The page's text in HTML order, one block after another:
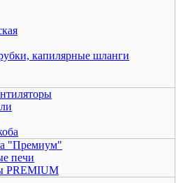
капилярные шланги
"Премиум"
печи
PREMIUM